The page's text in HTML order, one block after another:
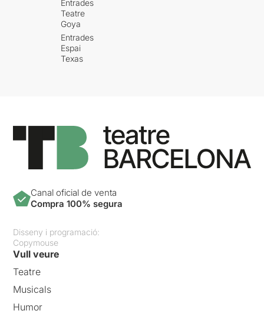
Entrades
Teatre
Goya
Entrades
Espai
Texas
Canal oficial de venta
Compra 100% segura
Disseny i programació:
Copymouse
Vull veure
Teatre
Musicals
Humor